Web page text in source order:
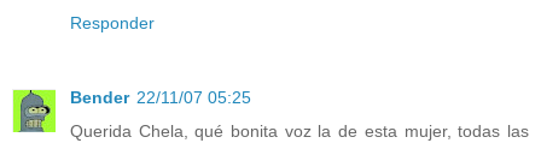
Responder
Bender 22/11/07 05:25
Querida Chela, qué bonita voz la de esta mujer, todas las